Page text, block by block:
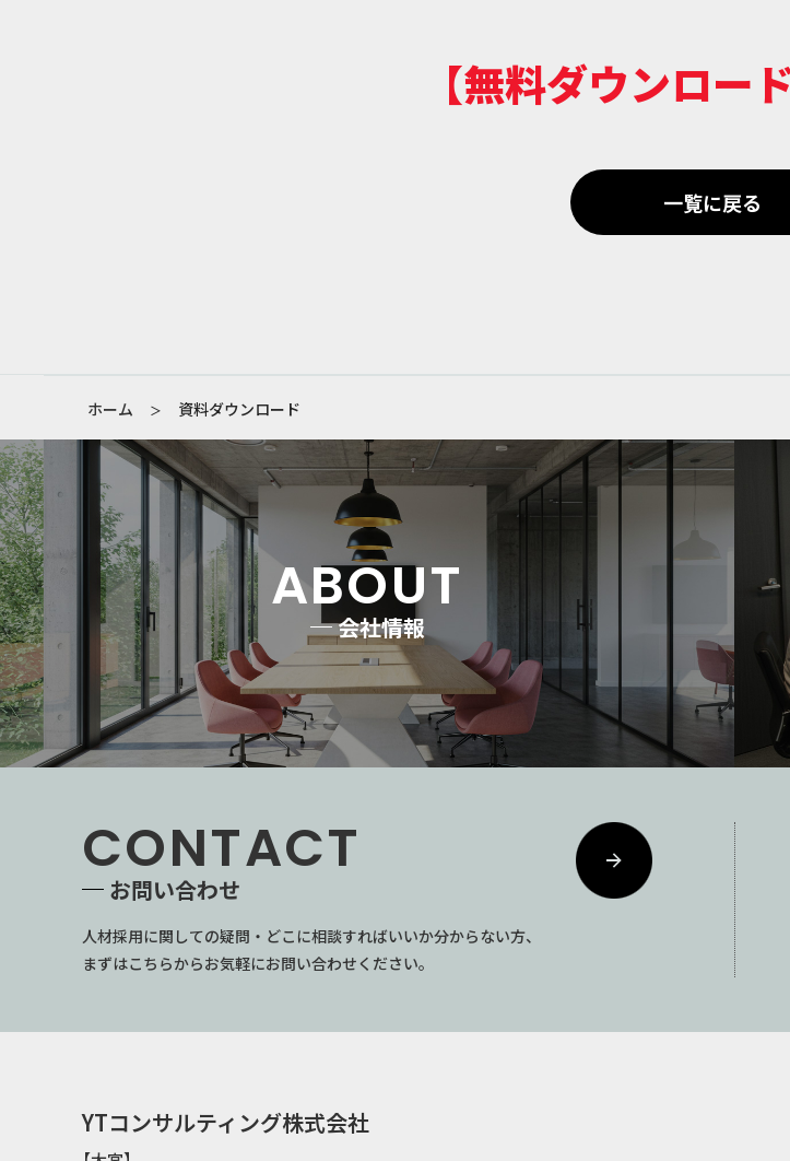
【無料ダウンロー
一覧に戻る
ホーム ＞ 資料ダウンロード
ABOUT
会社情報
CONTACT
お問い合わせ
人材採用に関しての疑問・どこに相談すればいいか分からない方、
まずはこちらからお気軽にお問い合わせください。
YTコンサルティング株式会社